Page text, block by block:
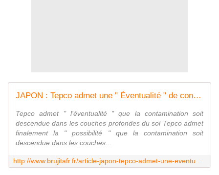
JAPON : Tepco admet une " Éventualité " de contamination en profondeur - MOINS de BIENS PLUS de LIENS
Tepco admet " l'éventualité " que la contamination soit
descendue dans les couches profondes du sol Tepco admet
finalement la " possibilité " que la contamination soit
descendue dans les couches...